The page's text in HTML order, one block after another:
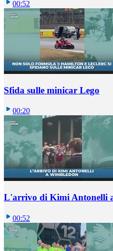
00:52
Sfida sulle minicar Lego
00:20
L'arrivo di Kimi Antonelli
00:52